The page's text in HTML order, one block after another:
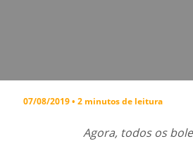
07/08/2019 • 2 minutos de leitura
Agora, todos os